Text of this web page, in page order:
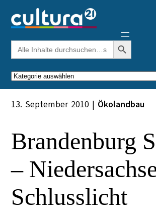
Inhalt
springen
Search
for:
Search Button
Kategorien
13. September 2010 | Ökolandbau
Brandenburg
–
Schlusslicht